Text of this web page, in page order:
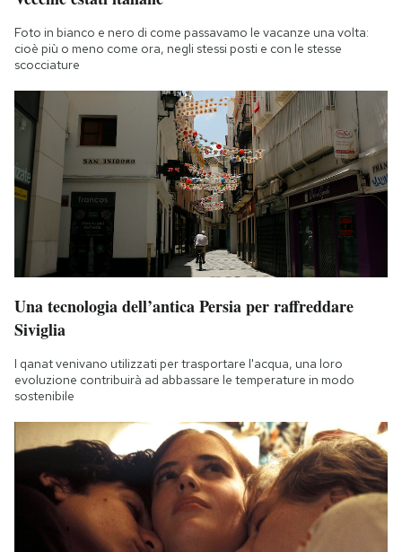
Foto in bianco e nero di come passavamo le vacanze una volta:
cioè più o meno come ora, negli stessi posti e con le stesse
scocciature
Una tecnologia dell’antica Persia per raffreddare
Siviglia
I qanat venivano utilizzati per trasportare l'acqua, una loro
evoluzione contribuirà ad abbassare le temperature in modo
sostenibile